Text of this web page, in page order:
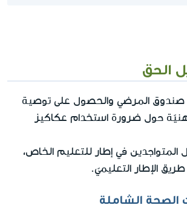
الحق
صندوق المرضي والحصول على توصية
حول ضرورة استخدام عكاكيز
المتواجدين في إطار للتعليم الخاص،
الإطار التعليميّ.
الصحة الشاملة